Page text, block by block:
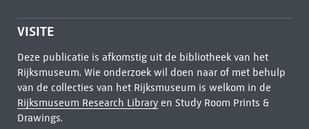
VISITE
Deze publicatie is afkomstig uit de bibliotheek van het
Rijksmuseum. Wie onderzoek wil doen naar of met behulp
van de collecties van het Rijksmuseum is welkom in de
Rijksmuseum Research Libraryen Study Room Prints &
Drawings.